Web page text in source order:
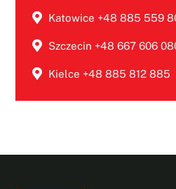
Katowice +48 885 559
Szczecin +48 667 606
Kielce +48 885 812 885